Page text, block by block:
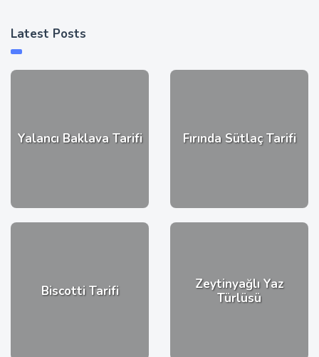
Latest Posts
Yalancı Baklava Tarifi Fırında Sütlaç Tarifi
Biscotti Tarifi
Zeytinyağlı Yaz
Türlüsü